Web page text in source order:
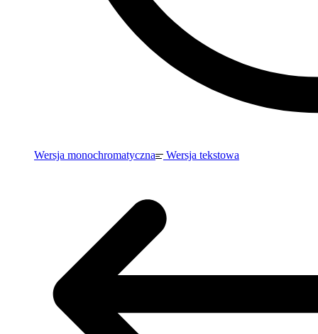
Wersja monochromatyczna Wersja tekstowa